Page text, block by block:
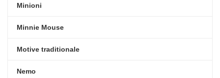
Minioni
Minnie Mouse
Motive traditionale
Nemo